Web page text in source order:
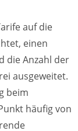
auf die
einen
die Anzahl der
ausgeweitet.
beim
häufig von